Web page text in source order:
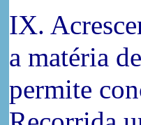
IX.
a matéria
permite